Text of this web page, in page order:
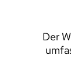
Der